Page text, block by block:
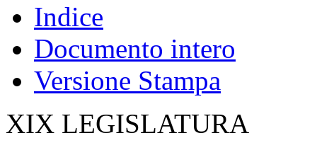
Indice
Documento intero
Versione Stampa
XIX LEGISLATURA